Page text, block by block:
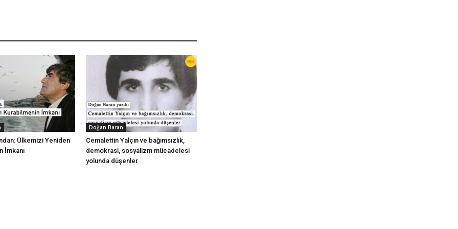
Ülkemizi Yeniden
İmkanı
Doğan Baran
Cemalettin Yalçın ve bağımsızlık,
demokrasi, sosyalizm mücadelesi
yolunda düşenler